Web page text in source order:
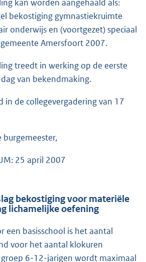
kan worden aangehaald als:
bekostiging gymnastiekruimte
onderwijs en (voortgezet) speciaal
Amersfoort 2007.
treedt in werking op de eerste
van bekendmaking.
in de collegevergadering van 17
burgemeester,
25 april 2007
bekostiging voor materiële
lichamelijke oefening
een basisschool is het aantal
voor het aantal klokuren
groep 6-12-jarigen wordt maximaal